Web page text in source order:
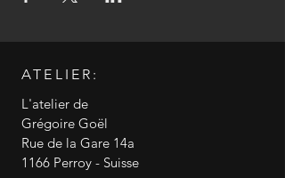
ATELIER:
L'atelier de
Grégoire Goël
Rue de la Gare 14a
1166 Perroy - Suisse